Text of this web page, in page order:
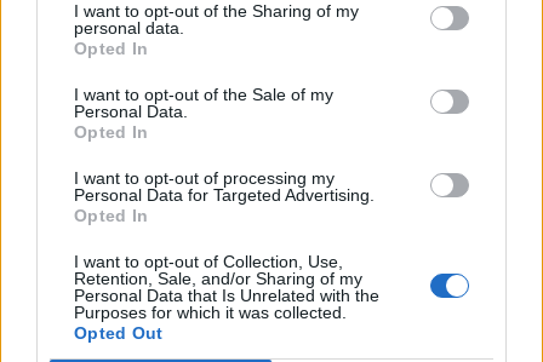
I want to opt-out of the Sharing of my
personal data.
Opted In
I want to opt-out of the Sale of my
Personal Data.
Opted In
I want to opt-out of processing my
Personal Data for Targeted Advertising.
Opted In
I want to opt-out of Collection, Use,
Retention, Sale, and/or Sharing of my
Personal Data that Is Unrelated with the
Purposes for which it was collected.
Opted Out
Foto: © Instagram Harry Styles
Le encanta darse baños de hielo
En varias entrevistas ha confesado que adora darse baños